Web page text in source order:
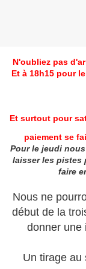
N'oubliez pas
Et à 18h15 pour
Et surtout pour
paiement se
Pour le jeudi
laisser les pistes
faire
Nous ne
début de la
donner une
Un tirage au